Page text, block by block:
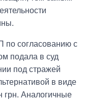
согласованию с
подала в суд
под стражей
в виде
грн. Аналогичные